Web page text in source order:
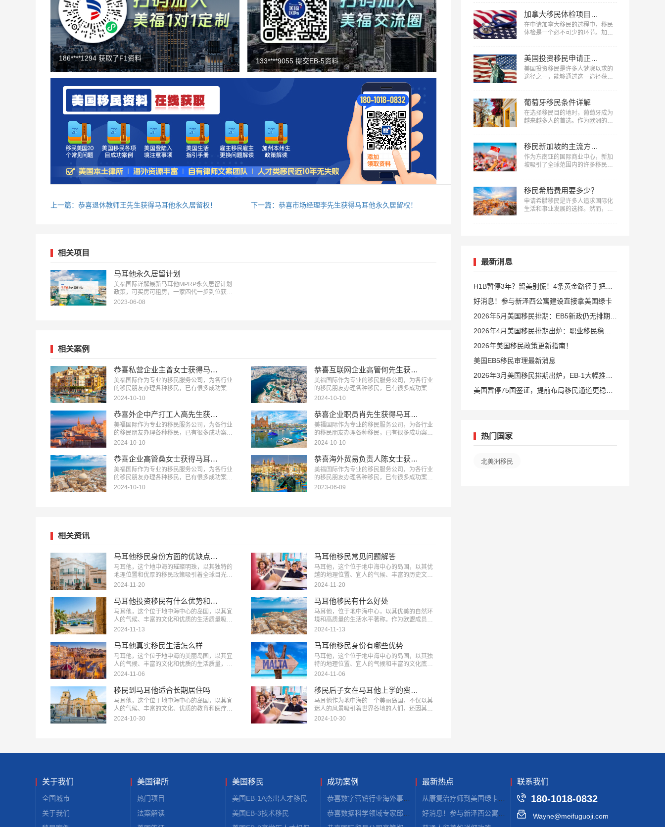
182****6651 加入人才移民群 133****9055 提交EB-5资料
上一篇：恭喜退休教师王先生获得马耳他永久居留权！ 下一篇：恭喜市场经理李先生获得马耳他永久居留权！
相关项目
马耳他永久居留计划
美福国际详解最新马耳他MPRP永久居留计划
政策，可买房可租房，一家四代一步到位获得
欧洲国家永居卡：18010180832…
2023-06-08
相关案例
恭喜私营企业主曾女士获得马耳他永久居留权！
美福国际作为专业的移民服务公司，为各行业
的移民朋友办理各种移民，已有很多成功案
例，下面就为大家分享马耳他移民成功案例-私
2024-10-10
恭喜互联网企业高管何先生获得马耳他永久居留权！
美福国际作为专业的移民服务公司，为各行业
的移民朋友办理各种移民，已有很多成功案
例，下面就为大家分享马耳他移民成功案例-互
…
2024-10-10
恭喜外企中产打工人高先生获得马耳他永久居留权！
美福国际作为专业的移民服务公司，为各行业
的移民朋友办理各种移民，已有很多成功案
例，下面就为大家分享马耳他移民成功案例-外
…
2024-10-10
恭喜企业职员肖先生获得马耳他永久居留权！
美福国际作为专业的移民服务公司，为各行业
的移民朋友办理各种移民，已有很多成功案
例，下面就为大家分享马耳他移民成功案例-企
2024-10-10
恭喜企业高管桑女士获得马耳他永久居留权！
美福国际作为专业的移民服务公司，为各行业
的移民朋友办理各种移民，已有很多成功案
例，下面就为大家分享马耳他移民成功案例-恭
2024-10-10
恭喜海外贸易负责人陈女士获得马耳他永久居留权！
美福国际作为专业的移民服务公司，为各行业
的移民朋友办理各种移民，已有很多成功案
例，下面就为大家分享马耳他移民成功案例-海
2023-06-09
相关资讯
马耳他移民身份方面的优缺点有哪些
马耳他，这个地中海的璀璨明珠，以其独特的
地理位置和优厚的移民政策吸引着全球目光。
然而，获取马耳他移民身份是一个重大决策，
划开启新生活的移民者至关重要，能让他们更
好地适应和规划未来。下面美福国际为大家简
单盘点马耳他移民身份方面的优缺点有哪些。
…
2024-11-20
马耳他移民常见问题解答
马耳他，这个位于地中海中心的岛国，以其优
越的地理位置、宜人的气候、丰富的历史文化
和良好的经济环境吸引着众多投资者和移民
疗等多方面的复杂问题，下面美福国际为大家
简单进行马耳他移民常见问题解答，助力您顺
利开启马耳他移民之旅。…
2024-11-20
马耳他投资移民有什么优势和劣势
马耳他，这个位于地中海中心的岛国，以其宜
人的气候、丰富的文化和优质的生活质量吸引
了众多国际移民者。马耳他的投资移民政策为
投资移民有什么优势和劣势呢？下面美福国际
为大家进行解析。…
2024-11-13
马耳他移民有什么好处
马耳他，位于地中海中心，以其优美的自然环
境和高质量的生活水平著称。作为欧盟成员国
之一，马耳他吸引了众多国际移民者。那么，
家解析，助您全面了解这一迷人的国度。…
2024-11-13
马耳他真实移民生活怎么样
马耳他，这个位于地中海的美丽岛国，以其宜
人的气候、丰富的文化和优质的生活质量，吸
引了越来越多的移民。那么，马耳他真实移民
移民生活的各个方面，帮助您更好地了解这一
选择。…
2024-11-06
马耳他移民身份有哪些优势
马耳他，这个位于地中海中心的岛国，以其独
特的地理位置、宜人的气候和丰富的文化底蕴
吸引着越来越多的移民。获得马耳他移民身份
势。下面美福国际为大家简单解析马耳他移民
身份有哪些优势，帮助您更好地了解这一选
择。…
2024-11-06
移民到马耳他适合长期居住吗
马耳他，这个位于地中海中心的岛国，以其宜
人的气候、丰富的文化、优质的教育和医疗资
源，以及相对宽松的生活节奏，吸引了越来越
2024-10-30
移民后子女在马耳他上学的费用大概是多少
马耳他作为地中海的一个美丽岛国，不仅以其
迷人的风景吸引着世界各地的人们，还因其优
质的教育资源和相对低廉的教育成本，成为许
2024-10-30
及慷慨的福利制度，成为了众多家
庭与个人的理想选择，到底移民加
拿大能享受哪些福利​？下面美福国
际将深入剖析移民加拿大后能享受
的主要福利。…
加拿大移民体检项目和注意事项
在申请加拿大移民的过程中，移民
体检是一个必不可少的环节。加拿
状况的重要手段，也是确保新移民
能够适应加拿大生活的一项重要措
施。下面美福国际将详细介绍加拿
大移民体检项目和注意事项​，从体
检前的准备工作、具体体检项目到
能够顺利通过体检，...…
美国投资移民申请正式绿卡要什么条件
美国投资移民是许多人梦寐以求的
途径之一，能够通过这一途径获得
但要获得美国投资移民申请正式绿
卡，需要符合一系列条件，那么美
国投资移民申请正式绿卡要什么条
件？下面美福国际将详细介绍美国
投资移民签证的相关条件，希望能
葡萄牙移民条件详解
在选择移民目的地时，葡萄牙成为
越来越多人的首选。作为欧洲的一
风光、丰富的文化和历史遗产以及
良好的生活质量吸引着全世界的目
光。本文中，美福国际为您带来葡
萄牙移民条件详解，帮助读者更好
地了解如何实现葡萄牙移民梦想。
移民新加坡的主流方式汇总
作为东南亚的国际商业中心，新加
坡吸引了全球范围内的许多移民。
吸引技术精英、投资者和创业者，
成为新加坡长期居民的比较佳选择
之一。下面美福国际将对移民新加
坡的主流方式汇总，涵盖了各种途
径和条件。…
移民希腊费用要多少？
申请希腊移民是许多人追求国际化
生活和事业发展的选择。然而，在
费用要求是非常重要的。本文中，
最新消息
H1B暂停3年？留美别慌！4条黄金路径手把手
教你留美
好消息！参与新泽西公寓建设直接拿美国绿卡
2026年5月美国移民排期：EB5新政仍无排期！
旧政狂飙5个月！
2026年4月美国移民排期出炉：职业移民稳步
前进，EB5新政依旧无排期
2026年美国移民政策更新指南！
美国EB5移民审理最新消息
2026年3月美国移民排期出炉，EB-1大幅推
进，EB5新政仍无排期
美国暂停75国签证，提前布局移民通道更稳定
热门国家
北美洲移民
关于我们
全国城市
关于我们
美国律所
热门项目
法案解读
美国移民
美国EB-1A杰出人才移民
美国EB-3技术移民
成功案例 最新热点 联系我们
180-1018-0832
Wayne@meifuguoji.com